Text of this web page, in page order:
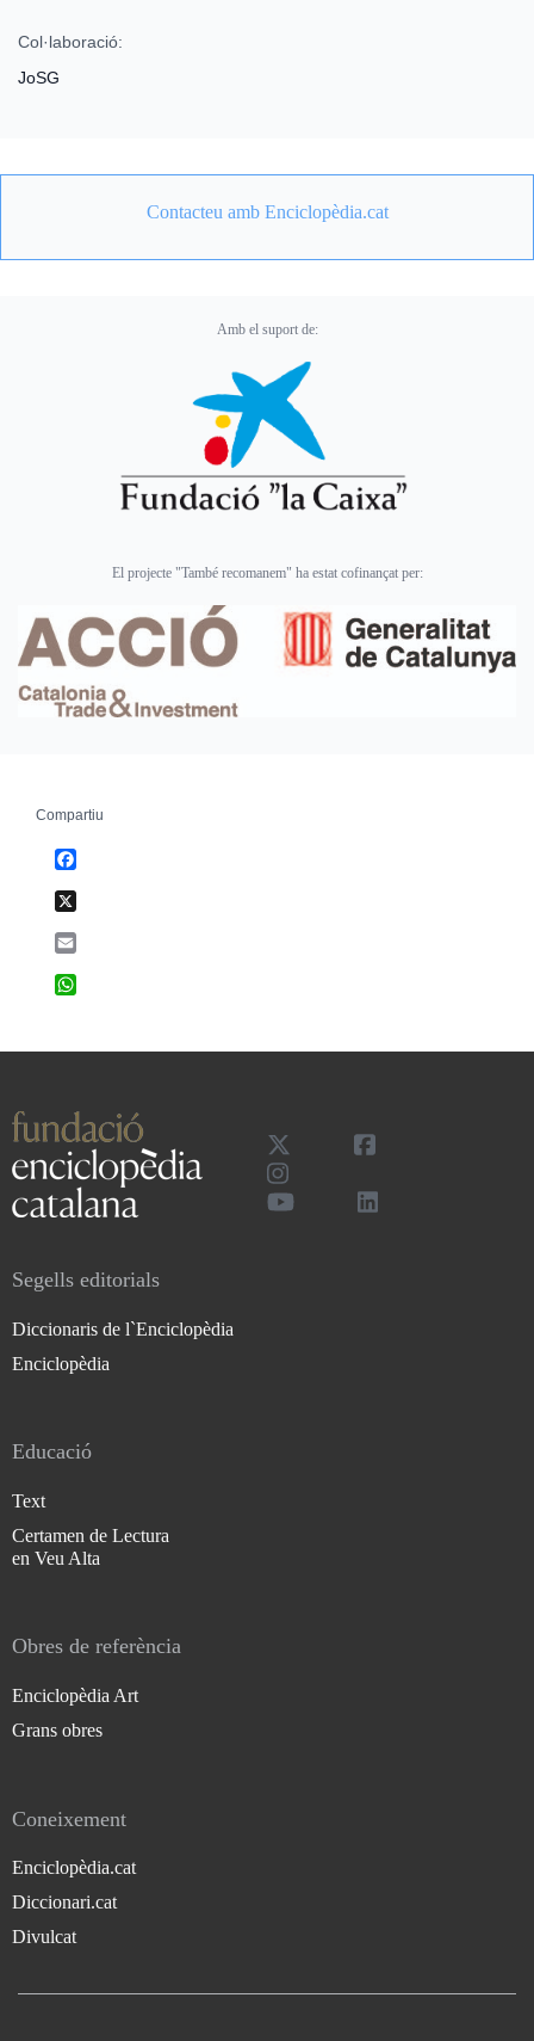
Col·laboració:
JoSG
Contacteu amb Enciclopèdia.cat
Amb el suport de:
El projecte "També recomanem" ha estat cofinançat per:
Compartiu
Segells editorials
Diccionaris de l`Enciclopèdia
Enciclopèdia
Educació
Text
Certamen de Lectura
en Veu Alta
Obres de referència
Enciclopèdia Art
Grans obres
Coneixement
Enciclopèdia.cat
Diccionari.cat
Divulcat